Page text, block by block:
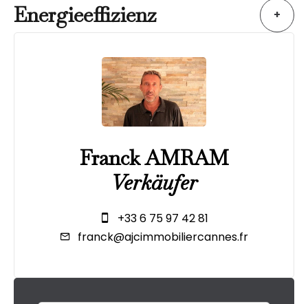
Energieeffizienz +
Franck AMRAM
Verkäufer
+33 6 75 97 42 81
franck@ajcimmobiliercannes.fr